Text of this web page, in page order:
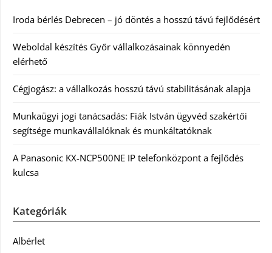
Iroda bérlés Debrecen – jó döntés a hosszú távú fejlődésért
Weboldal készítés Győr vállalkozásainak könnyedén
elérhető
Cégjogász: a vállalkozás hosszú távú stabilitásának alapja
Munkaügyi jogi tanácsadás: Fiák István ügyvéd szakértői
segítsége munkavállalóknak és munkáltatóknak
A Panasonic KX-NCP500NE IP telefonközpont a fejlődés
kulcsa
Kategóriák
Albérlet